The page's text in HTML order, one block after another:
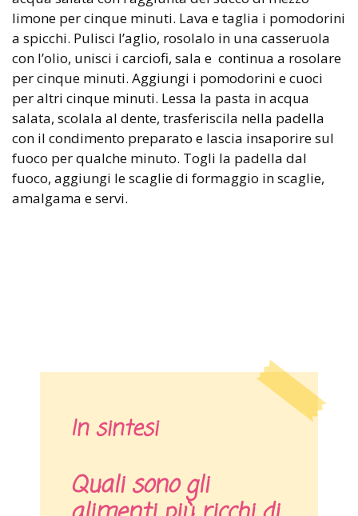
limone per cinque minuti. Lava e taglia i pomodorini
a spicchi. Pulisci l’aglio, rosolalo in una casseruola
con l’olio, unisci i carciofi, sala e continua a rosolare
per cinque minuti. Aggiungi i pomodorini e cuoci
per altri cinque minuti. Lessa la pasta in acqua
salata, scolala al dente, trasferiscila nella padella
con il condimento preparato e lascia insaporire sul
fuoco per qualche minuto. Togli la padella dal
fuoco, aggiungi le scaglie di formaggio in scaglie,
amalgama e servi.
In sintesi
Quali sono gli